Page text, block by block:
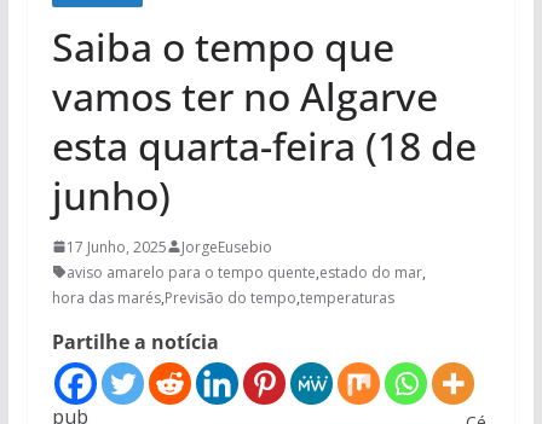
Saiba o tempo que
vamos ter no Algarve
esta quarta-feira (18 de
junho)
17 Junho, 2025
JorgeEusebio
aviso amarelo para o tempo quente,estado do mar,
hora das marés,Previsão do tempo,temperaturas
Partilhe a notícia
pub